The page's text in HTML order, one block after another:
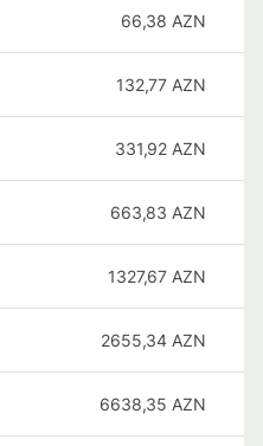
66,38 AZN
132,77 AZN
331,92 AZN
663,83 AZN
1327,67 AZN
2655,34 AZN
6638,35 AZN